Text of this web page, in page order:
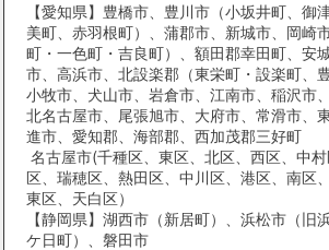
【愛知県】豊橋市、豊川市（小坂井町、御
美町、赤羽根町）、蒲郡市、新城市、岡崎
町・一色町・吉良町）、額田郡幸田町、安
市、高浜市、北設楽郡（東栄町・設楽町、
小牧市、犬山市、岩倉市、江南市、稲沢市
北名古屋市、尾張旭市、大府市、常滑市、
進市、愛知郡、海部郡、西加茂郡三好町
名古屋市(千種区、東区、北区、西区、中
区、瑞穂区、熱田区、中川区、港区、南区
東区、天白区）
【静岡県】湖西市（新居町）、浜松市（旧
ケ日町）、磐田市